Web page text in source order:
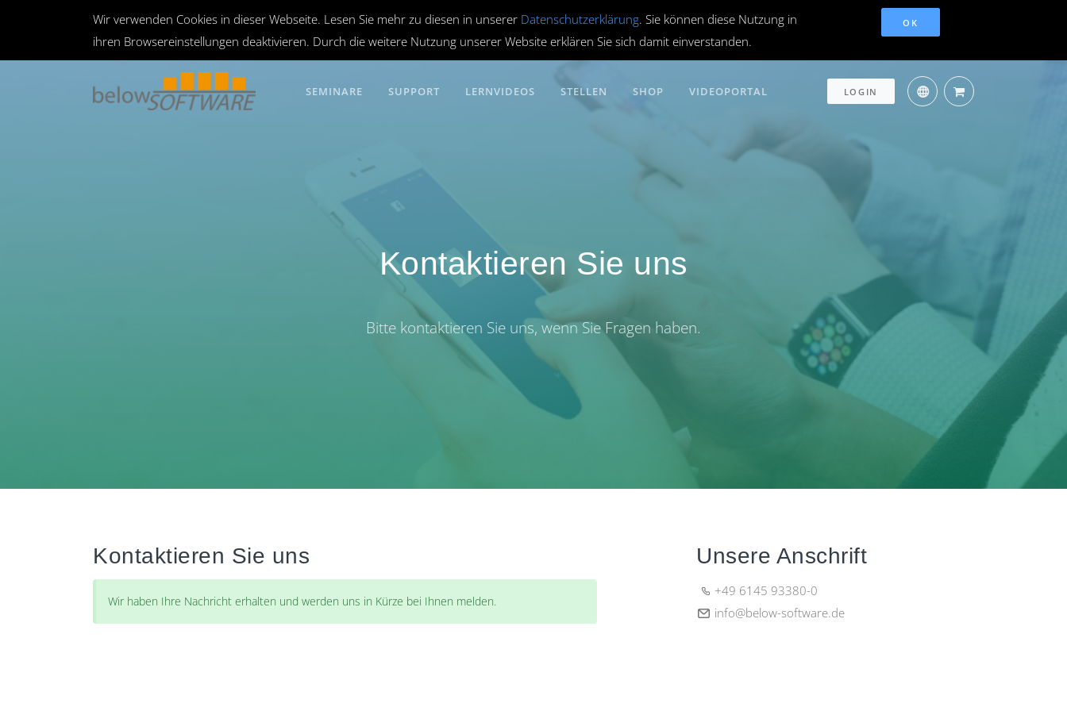
Wir verwenden Cookies in dieser Webseite. Lesen Sie mehr zu diesen in unserer Datenschutzerklärung. Sie können diese Nutzung in
ihren Browsereinstellungen deaktivieren. Durch die weitere Nutzung unserer Website erklären Sie sich damit einverstanden.
OK
SEMINARE SUPPORT LERNVIDEOS STELLEN SHOP VIDEOPORTAL LOGIN
Kontaktieren Sie uns
Bitte kontaktieren Sie uns, wenn Sie Fragen haben.
Kontaktieren Sie uns
Wir haben Ihre Nachricht erhalten und werden uns in Kürze bei Ihnen melden.
Unsere Anschrift
+49 6145 93380-0
info@below-software.de